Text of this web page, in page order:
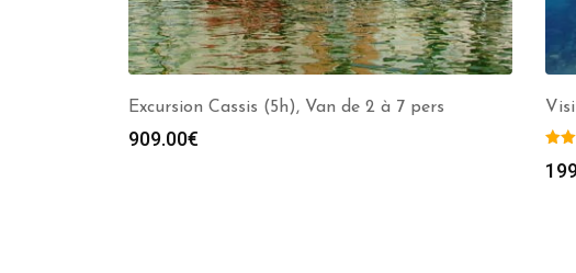
Excursion Cassis (5h), Van de 2 à 7 pers
909.00€